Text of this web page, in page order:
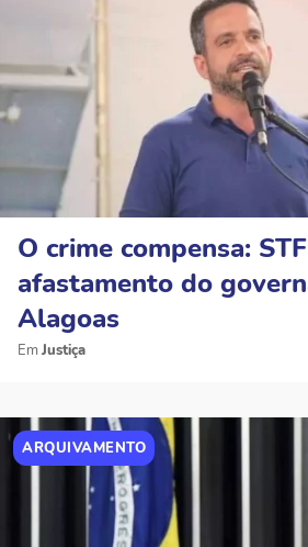
O crime compensa:
afastamento do
Alagoas
Justiça
ARQUIVAMENTO